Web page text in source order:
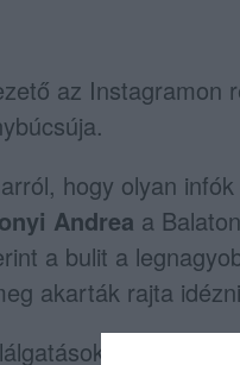
az Instagramon
hogy olyan
Andrea a
a bulit a
akarták rajta
Várkonyi